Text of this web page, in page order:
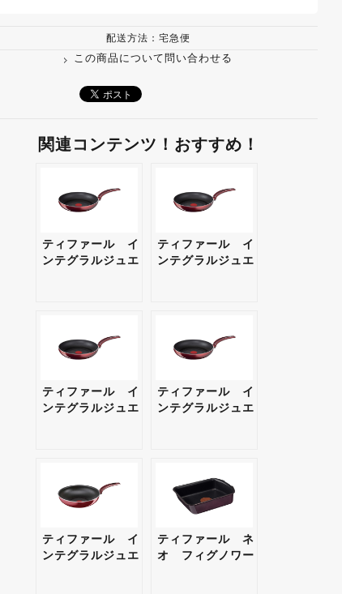
配送方法：宅急便
この商品について問い合わせる
関連コンテンツ！おすすめ！
ティファール イ
ンテグラルジュエ
ティファール イ
ンテグラルジュエ
ティファール イ
ンテグラルジュエ
ティファール イ
ンテグラルジュエ
ティファール イ
ンテグラルジュエ
ティファール ネ
オ フィグノワー